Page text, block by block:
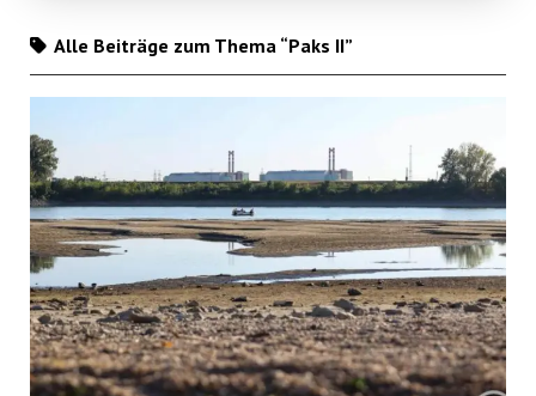
Alle Beiträge zum Thema “Paks II”